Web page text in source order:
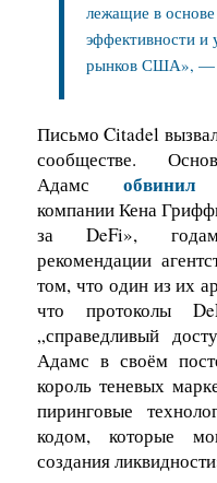
лежащие в
эффективности и
рынков США», —
Письмо Citadel
сообществе.
Адамс обвинил
компании Кена
за DeFi»,
рекомендации
том, что один из их
что протоколы
„справедливый
Адамс в своём
король теневых
пиринговые
кодом, которые
создания